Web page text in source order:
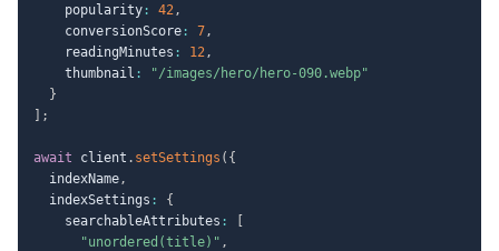
    popularity
: 42,
    conversionScore
: 7,
    readingMinutes
: 12,
    thumbnail
:
"/images/hero/hero-090.webp"
}
;
await client . setSettings ( {
  indexName
,
  indexSettings
:
{
    searchableAttributes
:
"unordered(title)" ,